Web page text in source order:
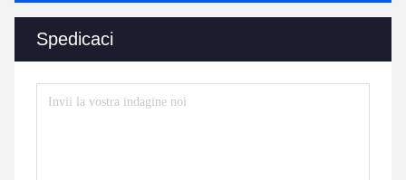
Spedicaci